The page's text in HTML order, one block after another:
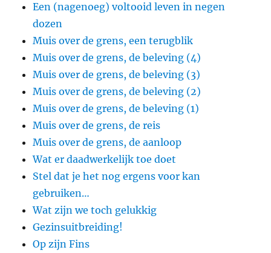
Een (nagenoeg) voltooid leven in negen
dozen
Muis over de grens, een terugblik
Muis over de grens, de beleving (4)
Muis over de grens, de beleving (3)
Muis over de grens, de beleving (2)
Muis over de grens, de beleving (1)
Muis over de grens, de reis
Muis over de grens, de aanloop
Wat er daadwerkelijk toe doet
Stel dat je het nog ergens voor kan
gebruiken…
Wat zijn we toch gelukkig
Gezinsuitbreiding!
Op zijn Fins